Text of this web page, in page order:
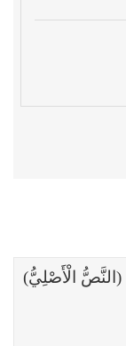
(النَّصُّ الْأَصْلِيُّ)